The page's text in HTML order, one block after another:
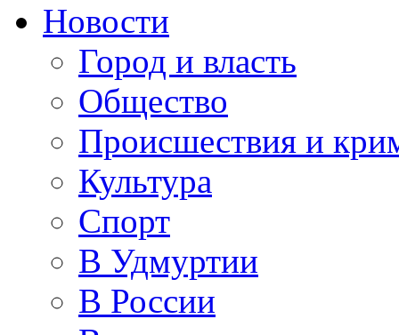
Новости
Город и власть
Общество
Происшествия и
Культура
Спорт
В Удмуртии
В России